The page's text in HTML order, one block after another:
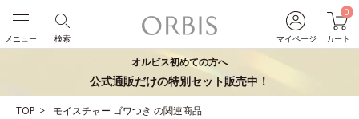
マイページ
0
カート
検索
メニュー
オルビス初めての方へ
公式通販だけの特別セット販売中！
TOP モイスチャー ゴワつき の関連商品